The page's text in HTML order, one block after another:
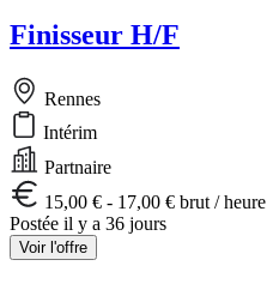
Finisseur H/F
Rennes
Intérim
Partnaire
15,00 € - 17,00 € brut / heure
Postée il y a 36 jours
Voir l'offre